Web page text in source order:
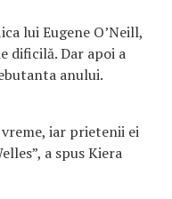
lui Eugene O’Neill,
dificilă. Dar apoi a
anului.
iar prietenii ei
a spus Kiera